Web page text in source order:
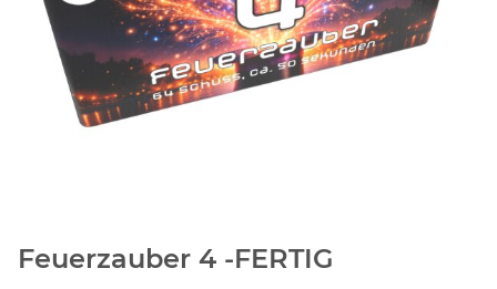
Feuerzauber 4 -FERTIG